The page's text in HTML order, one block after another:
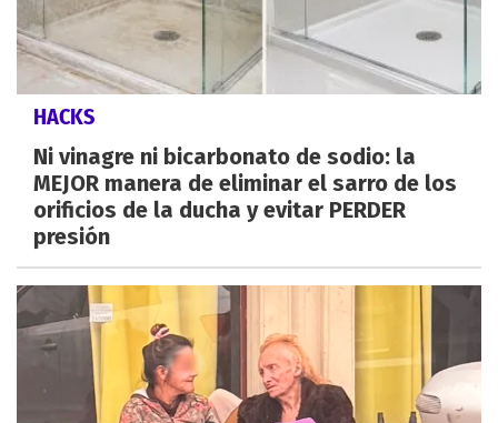
HACKS
Ni vinagre ni bicarbonato de sodio: la
MEJOR manera de eliminar el sarro de los
orificios de la ducha y evitar PERDER
presión